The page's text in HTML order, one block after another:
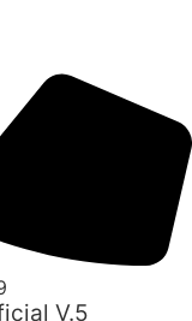
V.5